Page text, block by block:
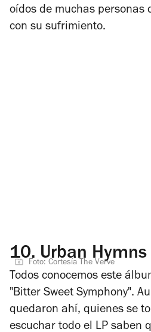
oídos de muchas personas
con su sufrimiento.
10.Urban Hymns
Foto: Cortesía The Verve
Todos conocemos este
"Bitter Sweet Symphony".
quedaron ahí, quienes se
escuchar todo el LP saben